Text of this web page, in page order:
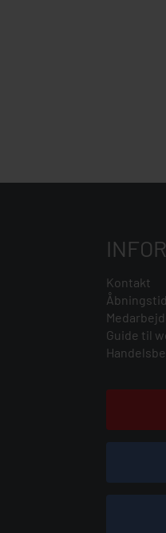
Kontakt
Guide til